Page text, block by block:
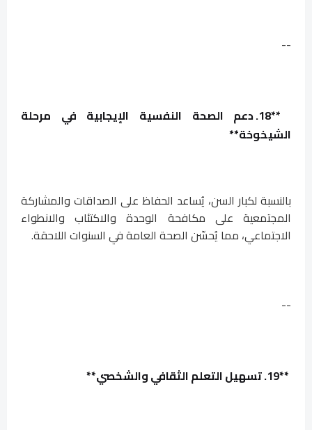
--
**18. دعم الصحة النفسية الإيجابية في مرحلة
الشيخوخة**
بالنسبة لكبار السن، يُساعد الحفاظ على الصداقات والمشاركة
المجتمعية على مكافحة الوحدة والاكتئاب والانطواء
الاجتماعي، مما يُحسّن الصحة العامة في السنوات اللاحقة.
--
**19. تسهيل التعلم الثقافي والشخصي**